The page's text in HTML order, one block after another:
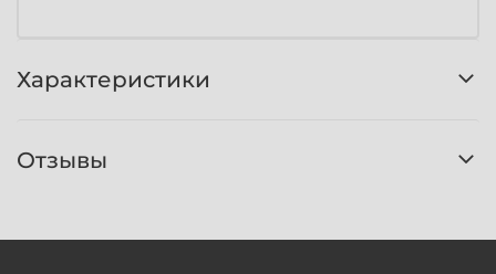
Характеристики
Отзывы